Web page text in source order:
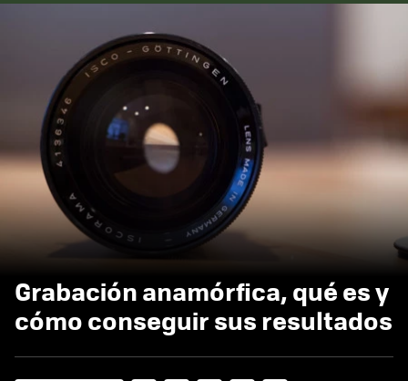
Grabación anamórfica, qué es y
cómo conseguir sus resultados